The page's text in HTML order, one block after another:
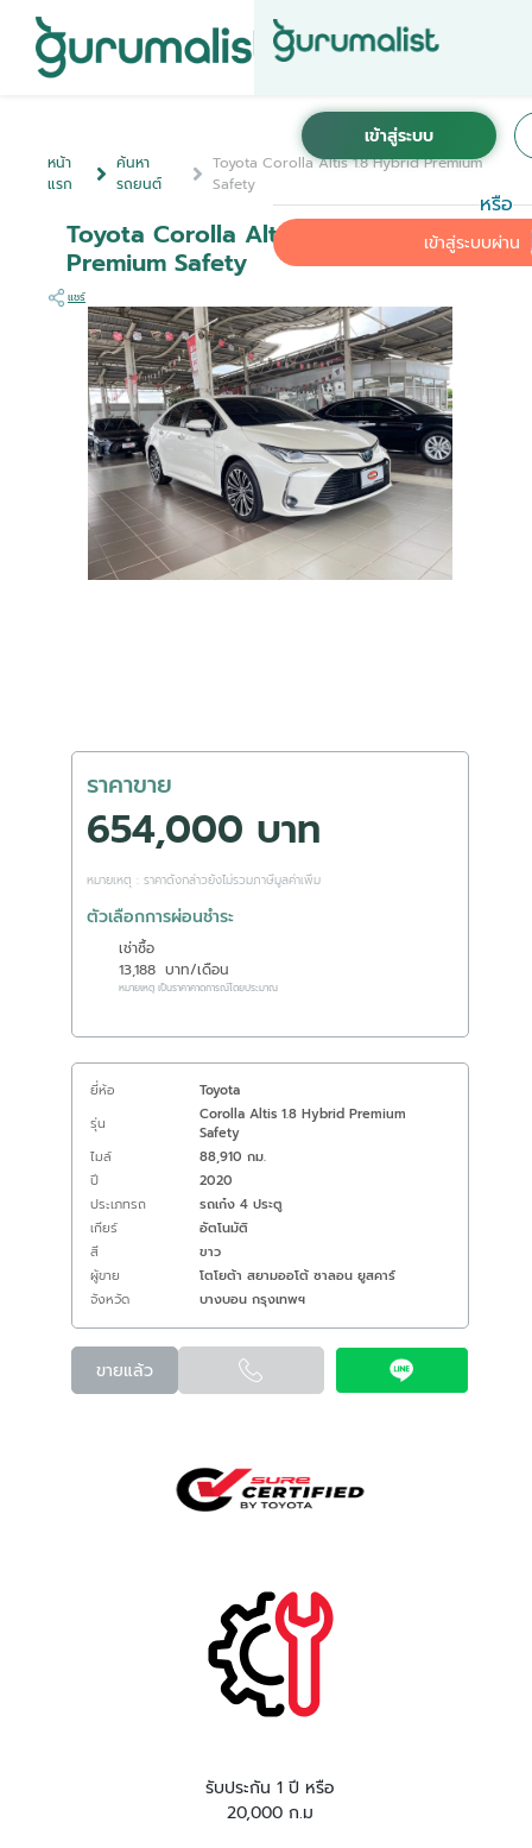
หรือ
เข้าสู่ระบบผ่าน
หน้า
แรก
ค้นหา
รถยนต์
Toyota Corolla Altis 1.8 Hybrid Premium
Safety
Toyota Corolla Altis 1.8 Hybrid
Premium Safety
แชร์
ราคาขาย
654,000 บาท
หมายเหตุ : ราคาดังกล่าวยังไม่รวมภาษีมูลค่าเพิ่ม
ตัวเลือกการผ่อนชำระ
เช่าซื้อ
13,188 บาท/เดือน
หมายเหตุ เป็นราคาคาดการณ์โดยประมาณ
ยี่ห้อ
Toyota
รุ่น
Corolla Altis 1.8 Hybrid Premium
Safety
ไมล์
88,910 กม.
ปี
2020
ประเภทรถ
รถเก๋ง 4 ประตู
เกียร์
อัตโนมัติ
สี
ขาว
ผู้ขาย
โตโยต้า สยามออโต้ ซาลอน ยูสคาร์
จังหวัด
บางบอน กรุงเทพฯ
ขายแล้ว
รับประกัน 1 ปี หรือ
20,000 ก.ม